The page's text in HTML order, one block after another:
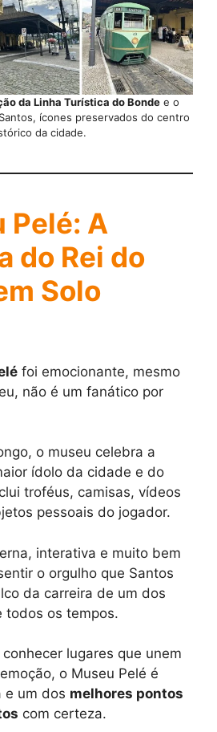
da Linha Turística do Bondee o
ícones preservados do centro
da cidade.
A
do Rei do
Solo
foi emocionante, mesmo
não é um fanático por
o museu celebra a
ídolo da cidade e do
troféus, camisas, vídeos
pessoais do jogador.
interativa e muito bem
o orgulho que Santos
da carreira de um dos
todos os tempos.
lugares que unem
o Museu Pelé é
e um dos melhores pontos
com certeza.